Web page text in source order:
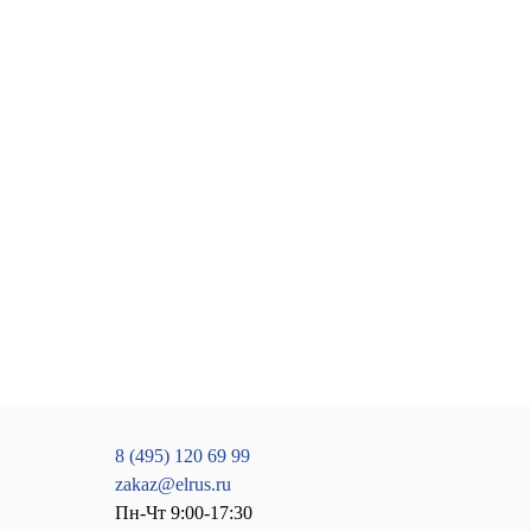
8 (495) 120 69 99
zakaz@elrus.ru
Пн-Чт 9:00-17:30